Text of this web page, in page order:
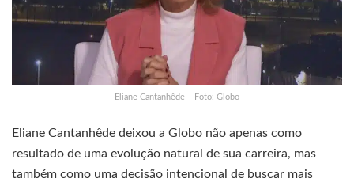
Eliane Cantanhêde – Foto: Globo
Eliane Cantanhêde deixou a Globo não apenas como
resultado de uma evolução natural de sua carreira, mas
também como uma decisão intencional de buscar mais